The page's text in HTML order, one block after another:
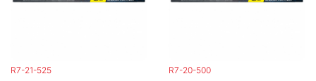
R7-21-525 R7-20-500